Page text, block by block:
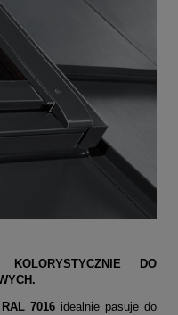
KOLORYSTYCZNIE DO
RAL 7016 idealnie pasuje do